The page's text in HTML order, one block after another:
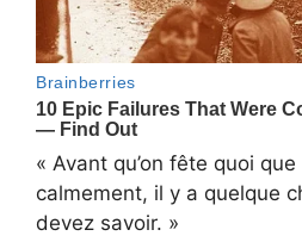
« Avant qu’on fête quoi
calmement, il y a quelque
devez savoir. »